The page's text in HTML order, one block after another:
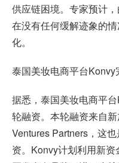
供应链困境。专家预计
在没有任何缓解迹象的
化。
泰国美妆电商平台
据悉，泰国美妆电商平
轮融资。本轮融资来自
Ventures Partners，这
资。Konvy计划利用新资